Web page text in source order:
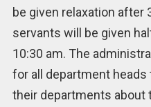
be given relaxation after
servants will be given
10:30 am. The
for all department
their departments about